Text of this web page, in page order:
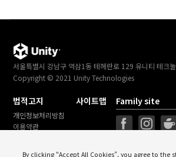
서울특별시 강남구 역삼1동 테헤란로 129 유니티 테크
Copyright © 2021 Unity Technologies
법적고지
개인정보처리방침
이용약관
사이트맵
By clicking “Accept All Cookies”, you agree to the